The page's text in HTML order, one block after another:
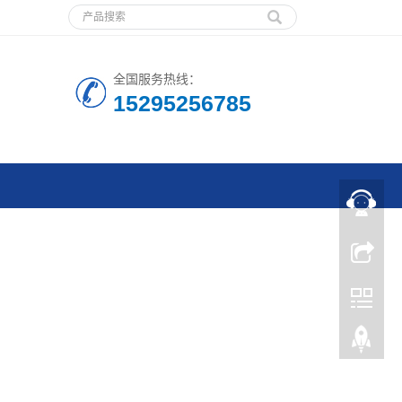
全国服务热线：
15295256785